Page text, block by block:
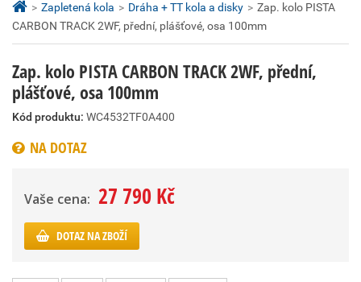
> Zapletená kola > Dráha + TT kola a disky > Zap. kolo PISTA
CARBON TRACK 2WF, přední, plášťové, osa 100mm
Zap. kolo PISTA CARBON TRACK 2WF, přední,
plášťové, osa 100mm
Kód produktu: WC4532TF0A400
NA DOTAZ
Vaše cena: 27 790 Kč
DOTAZ NA ZBOŽÍ